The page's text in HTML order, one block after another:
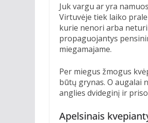
Juk vargu ar yra
Virtuvėje tiek laiko
kurie nenori arba
propaguojantys
miegamajame.
Per miegus žmogus
būtų grynas. O augalai
anglies dvideginį ir
Apelsinais